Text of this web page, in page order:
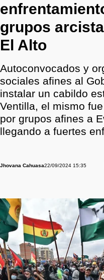
grupos
El Alto
Autoconvocados y
sociales afines al
instalar un cabildo
Ventilla, el mismo
por grupos afines a
llegando a fuertes
Jhovana Cahuasa22/09/2024 15:35